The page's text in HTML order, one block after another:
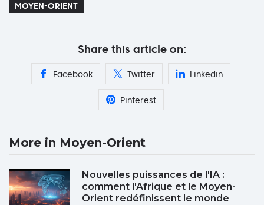
MOYEN-ORIENT
Share this article on:
Facebook Twitter Linkedin
Pinterest
More in Moyen-Orient
Nouvelles puissances de l'IA :
comment l'Afrique et le Moyen-
Orient redéfinissent le monde